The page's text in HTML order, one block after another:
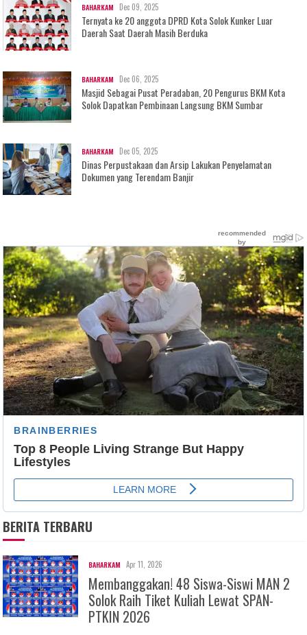
BAHARKAM Dec 09, 2025
Ternyata ke 20 anggota DPRD Kota Solok Kunker Luar
Daerah Saat Daerah Masih Berduka
BAHARKAM Dec 06, 2025
Masjid Sebagai Pusat Peradaban, 20 Pengurus BKM Kota
Solok Dapatkan Pembinaan Langsung BKM Sumbar
BAHARKAM Dec 05, 2025
Dinas Perpustakaan dan Arsip Lakukan Penyelamatan
Dokumen yang Terendam Banjir
BERITA TERBARU
BAHARKAM Apr 11, 2026
Membanggakan! 48 Siswa-Siswi MAN 2
Solok Raih Tiket Kuliah Lewat SPAN-
PTKIN 2026